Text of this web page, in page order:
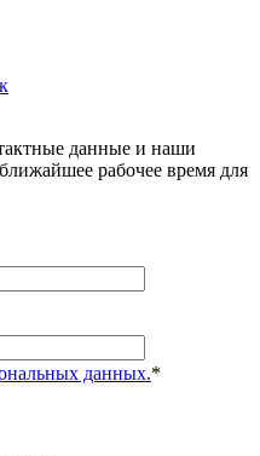
данные и наши
рабочее время для
данных.*